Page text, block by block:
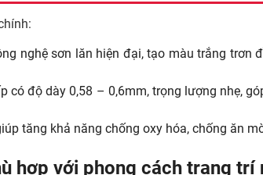
nghệ sơn lăn hiện đại, tạo màu trắng trơn
có độ dày 0,58 – 0,6mm, trọng lượng nhẹ,
tăng khả năng chống oxy hóa, chống ăn
hợp với phong cách trang trí